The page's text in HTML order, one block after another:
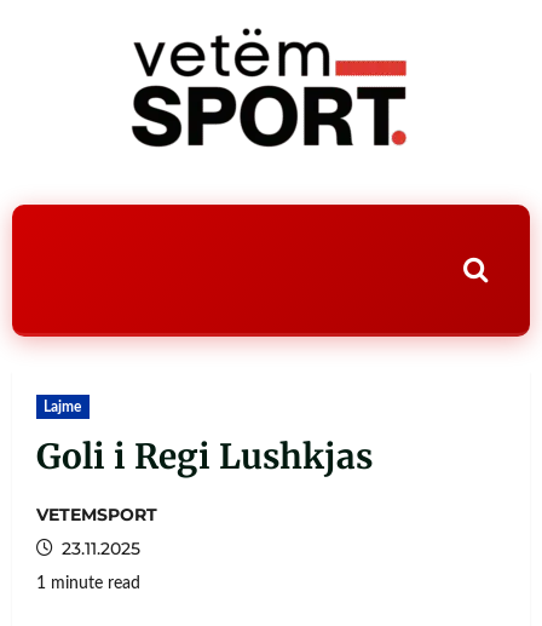
Lajme
Goli i Regi Lushkjas
VETEMSPORT
23.11.2025
1 minute read